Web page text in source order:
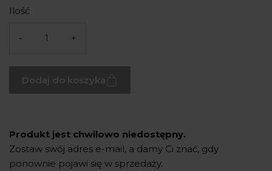
Ilość
- +
Dodaj do koszyka
Produkt jest chwilowo niedostępny.
Zostaw swój adres e-mail, a damy Ci znać, gdy
ponownie pojawi się w sprzedaży.